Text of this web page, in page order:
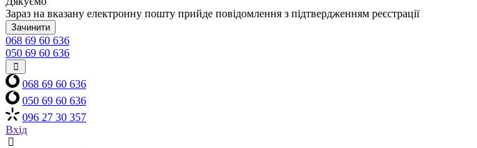
Зараз на вказану електронну пошту прийде повідомлення з підтвердженням реєстрації
Зачинити
068 69 60 636
050 69 60 636
068 69 60 636
050 69 60 636
096 27 30 357
Вхід